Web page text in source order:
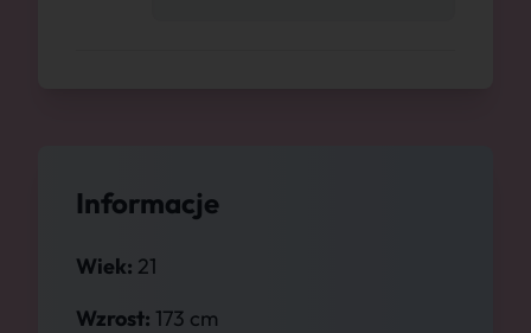
Informacje
Wiek: 21
Wzrost: 173 cm